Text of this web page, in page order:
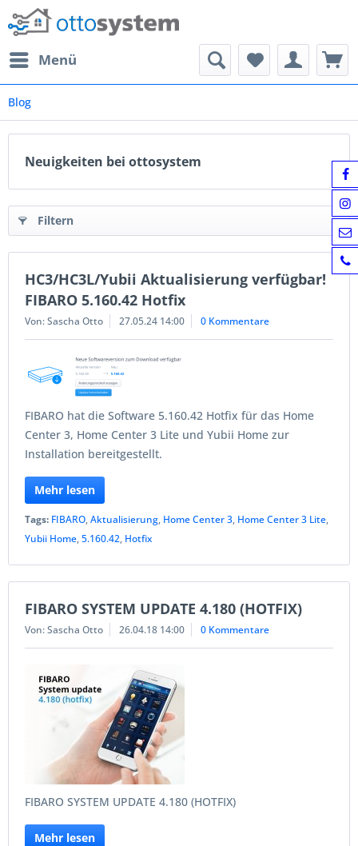
Menü
Blog
Neuigkeiten bei ottosystem
Filtern
HC3/HC3L/Yubii Aktualisierung verfügbar!
FIBARO 5.160.42 Hotfix
Von: Sascha Otto 27.05.24 14:00 0 Kommentare
FIBARO hat die Software 5.160.42 Hotfix für das Home
Center 3, Home Center 3 Lite und Yubii Home zur
Installation bereitgestellt.
Mehr lesen
Tags: FIBARO,Aktualisierung, Home Center 3, Home Center 3 Lite,
Yubii Home,5.160.42, Hotfix
FIBARO SYSTEM UPDATE 4.180 (HOTFIX)
Von: Sascha Otto 26.04.18 14:00 0 Kommentare
FIBARO SYSTEM UPDATE 4.180 (HOTFIX)
Mehr lesen